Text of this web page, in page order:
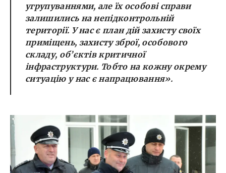
угрупуваннями, але їх особові справи
залишились на непідконтрольній
території. У нас є план дій захисту своїх
приміщень, захисту зброї, особового
складу, об’єктів критичної
інфраструктури. Тобто на кожну окрему
ситуацію у нас є напрацювання».